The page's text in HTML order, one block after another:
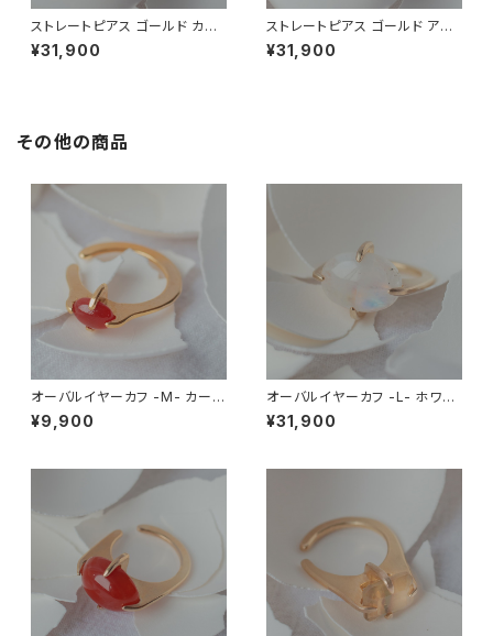
ストレートピアス ゴールド カラ
ーチェンジフローライト
¥31,900
ストレートピアス ゴールド アメ
ジスト
¥31,900
その他の商品
オーバルイヤーカフ -M- カーネ
リアン
¥9,900
オーバルイヤーカフ -L- ホワイ
トラブラドライト(流通名レインボ
ームーンストーン)
¥31,900